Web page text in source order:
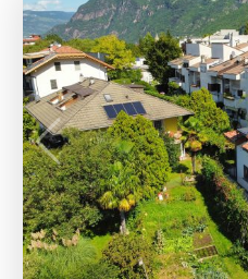
980 000 €